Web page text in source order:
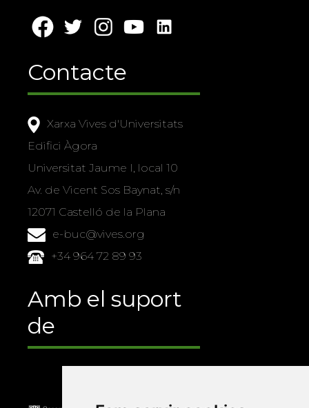
Contacte
Xarxa Vives d'Universitats
Edifici Àgora
Universitat Jaume I, local 10
Av. de Vicent Sos Baynat, s/n
12071 Castelló de la Plana
e-buc@vives.org
+34 964 72 89 93
Amb el suport
de